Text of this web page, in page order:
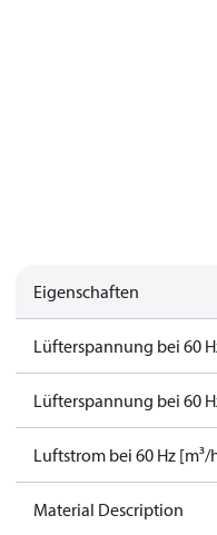
Eigenschaften
Lüfterspannung bei 60
Lüfterspannung bei 60
Luftstrom bei 60 Hz [m³/
Material Description